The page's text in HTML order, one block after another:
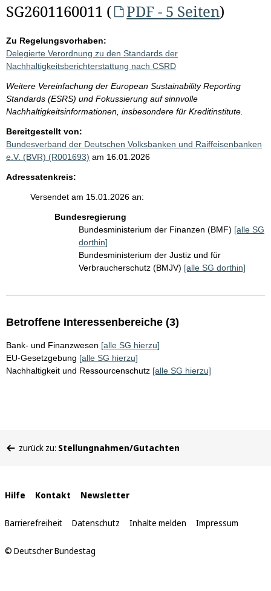
SG2601160011 (
PDF - 5 Seiten)
Zu Regelungsvorhaben:
Delegierte Verordnung zu den Standards der
Nachhaltigkeitsberichterstattung nach CSRD
Weitere Vereinfachung der European Sustainability Reporting
Standards (ESRS) und Fokussierung auf sinnvolle
Nachhaltigkeitsinformationen, insbesondere für Kreditinstitute.
Bereitgestellt von:
Bundesverband der Deutschen Volksbanken und Raiffeisenbanken
e.V. (BVR) (R001693) am 16.01.2026
Adressatenkreis:
Versendet am 15.01.2026 an:
Bundesregierung
Bundesministerium der Finanzen (BMF) [alle SG
dorthin]
Bundesministerium der Justiz und für
Verbraucherschutz (BMJV) [alle SG dorthin]
Betroffene Interessenbereiche (3)
Bank- und Finanzwesen [alle SG hierzu]
EU-Gesetzgebung [alle SG hierzu]
Nachhaltigkeit und Ressourcenschutz [alle SG hierzu]
befinden
zurück zu: Stellungnahmen/Gutachten
Interne
Links
Hilfe Kontakt Newsletter
Barrierefreiheit Datenschutz Inhalte melden Impressum
© Deutscher Bundestag